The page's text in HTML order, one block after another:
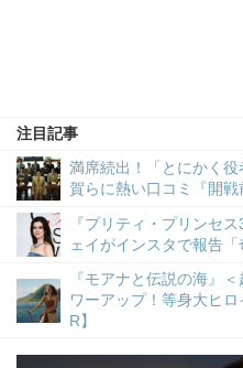
注目記事
満席続出！「とにかく
賀らに熱い口コミ『開戦
『プリティ・プリンセ
ェイがインスタで報告「
『モアナと伝説の海』
ワーアップ！等身大ヒ
R】